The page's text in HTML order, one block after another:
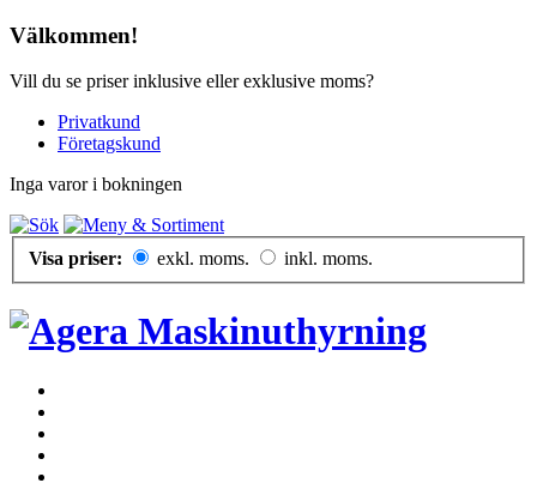
Välkommen!
Vill du se priser inklusive eller exklusive moms?
Privatkund
Företagskund
Inga varor i bokningen
Visa priser: exkl. moms. inkl. moms.